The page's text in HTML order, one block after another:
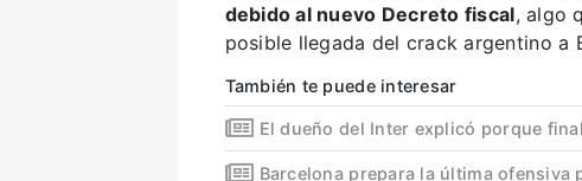
debido al nuevo Decreto fiscal, algo
posible llegada del crack argentino a
También te puede interesar
El dueño del Inter explicó porque
Barcelona prepara la última ofensiva